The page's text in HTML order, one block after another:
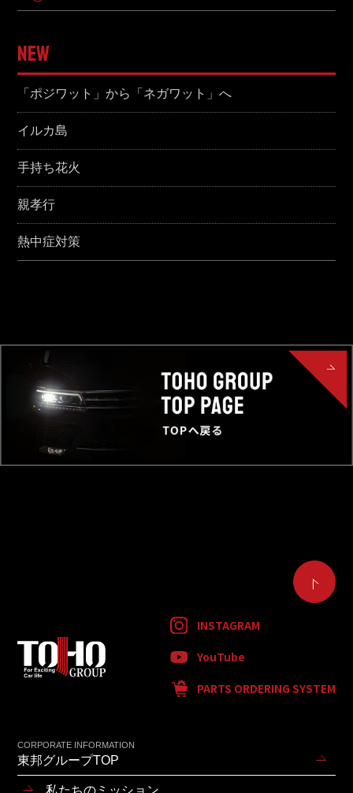
NEW
「ポジワット」から「ネガワット」へ
イルカ島
手持ち花火
親孝行
熱中症対策
INSTAGRAM
YouTube
PARTS ORDERING SYSTEM
CORPORATE INFORMATION
東邦グループTOP
私たちのミッション